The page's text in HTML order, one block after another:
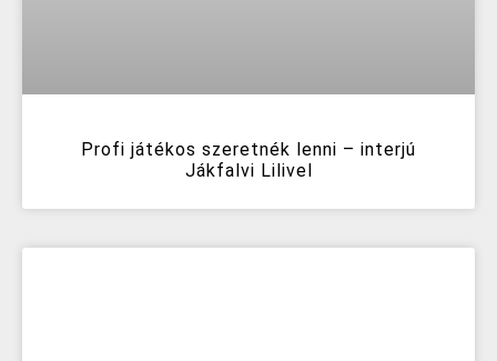
Profi játékos szeretnék lenni – interjú
Jákfalvi Lilivel